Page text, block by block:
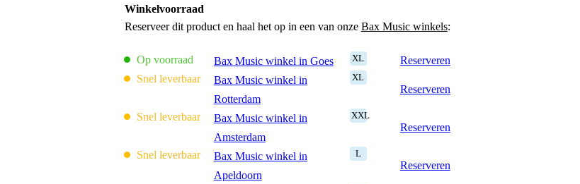
Winkelvoorraad
Reserveer dit product en haal het op in een van onze Bax Music winkels:
Op voorraad Bax Music winkel in Goes XL
Reserveren
Snel leverbaar
Bax Music winkel in
Rotterdam
XL
Reserveren
Snel leverbaar
Bax Music winkel in
Amsterdam
XXL
Reserveren
Snel leverbaar
Bax Music winkel in
Apeldoorn
L
Reserveren